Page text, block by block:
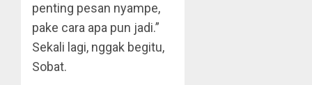
penting pesan nyampe,
pake cara apa pun jadi.”
Sekali lagi, nggak begitu,
Sobat.